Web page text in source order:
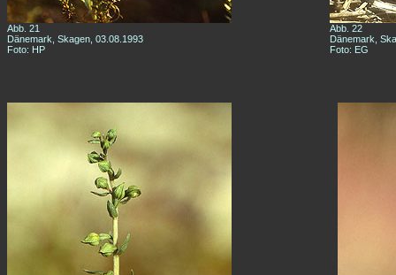
Abb. 21
Dänemark, Skagen, 03.08.1993
Foto: HP
Abb. 22
Dänemark,
Foto: EG